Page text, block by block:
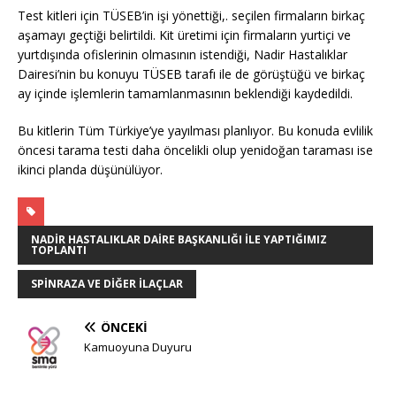
Test kitleri için TÜSEB’in işi yönettiği,. seçilen firmaların birkaç
aşamayı geçtiği belirtildi. Kit üretimi için firmaların yurtiçi ve
yurtdışında ofislerinin olmasının istendiği, Nadir Hastalıklar
Dairesi’nin bu konuyu TÜSEB tarafı ile de görüştüğü ve birkaç
ay içinde işlemlerin tamamlanmasının beklendiği kaydedildi.
Bu kitlerin Tüm Türkiye’ye yayılması planlıyor. Bu konuda evlilik
öncesi tarama testi daha öncelikli olup yenidoğan taraması ise
ikinci planda düşünülüyor.
NADIR HASTALIKLAR DAIRE BAŞKANLIĞI ILE YAPTIĞIMIZ
TOPLANTI
SPINRAZA VE DIĞER İLAÇLAR
ÖNCEKI
Kamuoyuna Duyuru